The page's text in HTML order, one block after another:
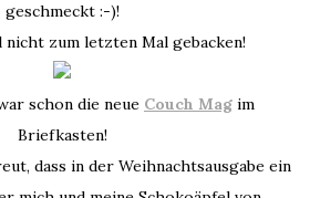
geschmeckt :-)!
zum letzten Mal gebacken!
schon die neue Couch Mag im
Briefkasten!
dass in der Weihnachtsausgabe ein